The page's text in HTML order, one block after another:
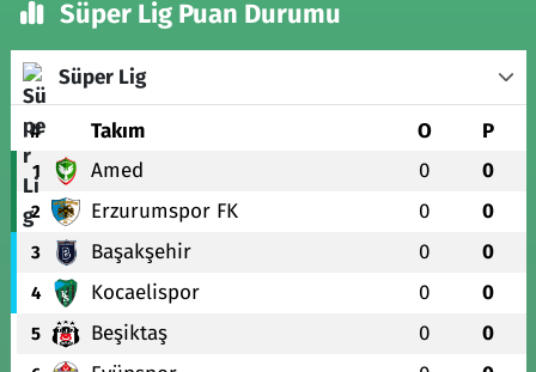
Süper Lig Puan Durumu
Süper Lig
# Takım O P
1 Amed 0 0
2 Erzurumspor FK 0 0
3 Başakşehir 0 0
4 Kocaelispor 0 0
5 Beşiktaş 0 0